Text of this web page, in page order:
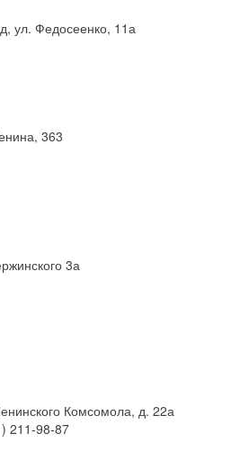
ул. Федосеенко, 11а
363
3а
Комсомола, д. 22а
211-98-87